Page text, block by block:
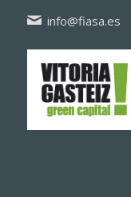
info@fiasa.es